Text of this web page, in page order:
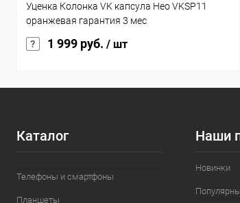
Уценка Колонка VK капсула Нео VKSP11
оранжевая гарантия 3 мес
1 999 руб. / шт
Каталог
Телефоны и смартфоны
Планшеты
Наши
Новинки